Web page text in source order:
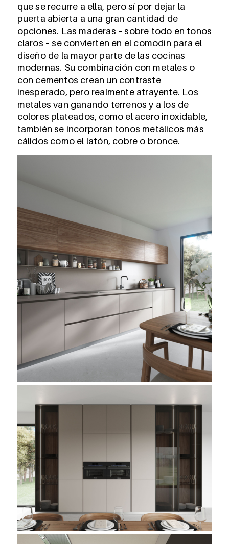
que se recurre a ella, pero sí por dejar la
puerta abierta a una gran cantidad de
opciones. Las maderas – sobre todo en tonos
claros – se convierten en el comodín para el
diseño de la mayor parte de las cocinas
modernas. Su combinación con metales o
con cementos crean un contraste
inesperado, pero realmente atrayente. Los
metales van ganando terrenos y a los de
colores plateados, como el acero inoxidable,
también se incorporan tonos metálicos más
cálidos como el latón, cobre o bronce.